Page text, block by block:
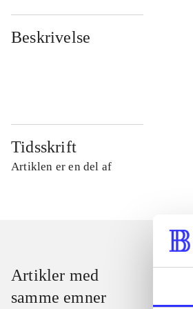
Beskrivelse
Tidsskrift
Artiklen er en del af
Artikler med
samme emner